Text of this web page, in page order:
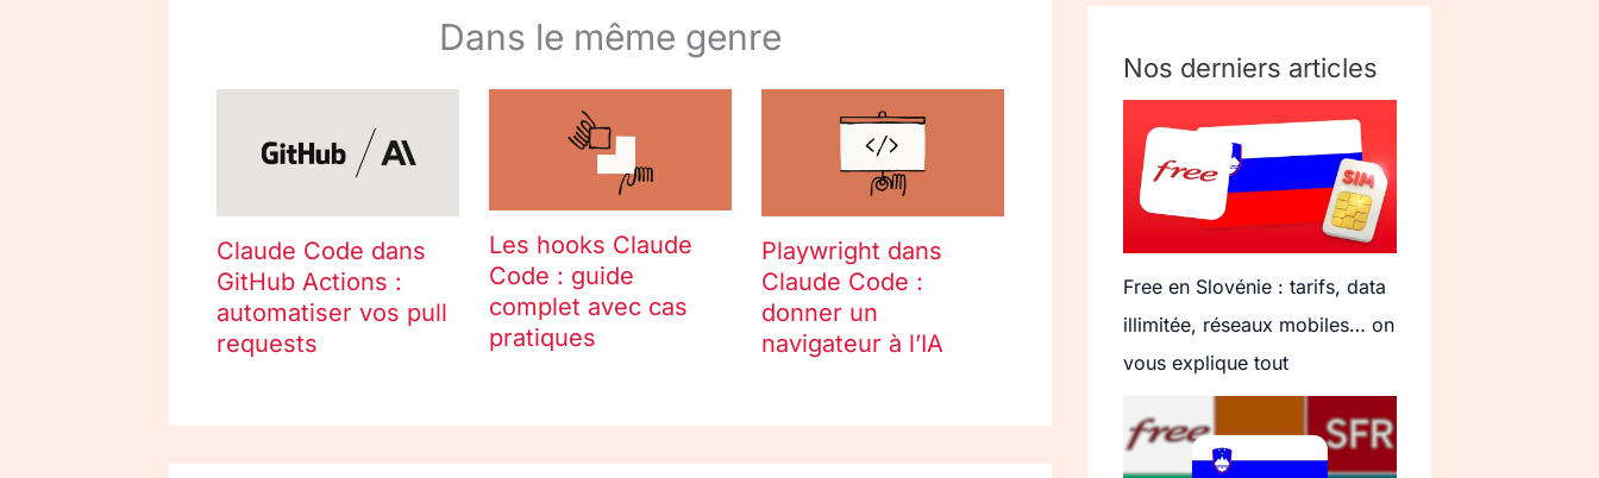
Dans le même genre
Claude Code dans
GitHub Actions :
automatiser vos pull
requests
Les hooks Claude
Code : guide
complet avec cas
pratiques
Playwright dans
Claude Code :
donner un
navigateur à l’IA
Nos derniers articles
Free en Slovénie : tarifs, data
illimitée, réseaux mobiles… on
vous explique tout